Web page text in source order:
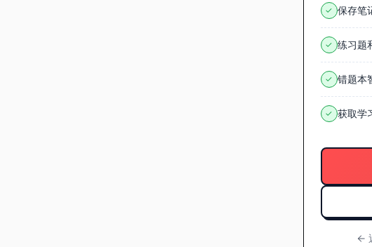
✓ 保存笔
✓ 练习题
✓ 错题本
✓ 获取学
←